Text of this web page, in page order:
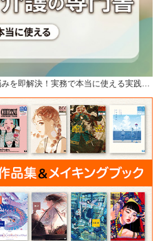
を即解決！実務で本当に使える実践…